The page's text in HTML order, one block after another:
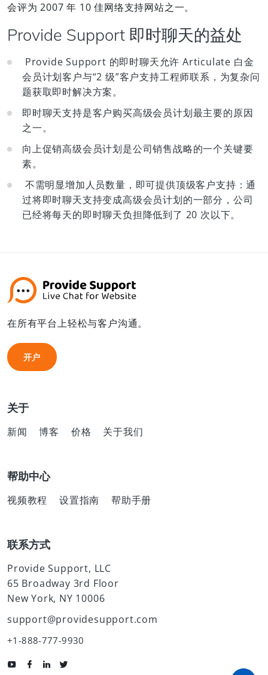
会评为 2007 年 10 佳网络支持网站之一。
Provide Support 即时聊天的益处
Provide Support 的即时聊天允许 Articulate 白金
会员计划客户与“2 级”客户支持工程师联系，为复杂问
题获取即时解决方案。
即时聊天支持是客户购买高级会员计划最主要的原因
之一。
向上促销高级会员计划是公司销售战略的一个关键要
素。
不需明显增加人员数量，即可提供顶级客户支持：通
过将即时聊天支持变成高级会员计划的一部分，公司
已经将每天的即时聊天负担降低到了 20 次以下。
在所有平台上轻松与客户沟通。
开户
开户
关于
新闻 博客 价格 关于我们
帮助中心
视频教程 设置指南 帮助手册
联系方式
Provide Support, LLC
65 Broadway 3rd Floor
New York, NY 10006
support@providesupport.com
+1-888-777-9930